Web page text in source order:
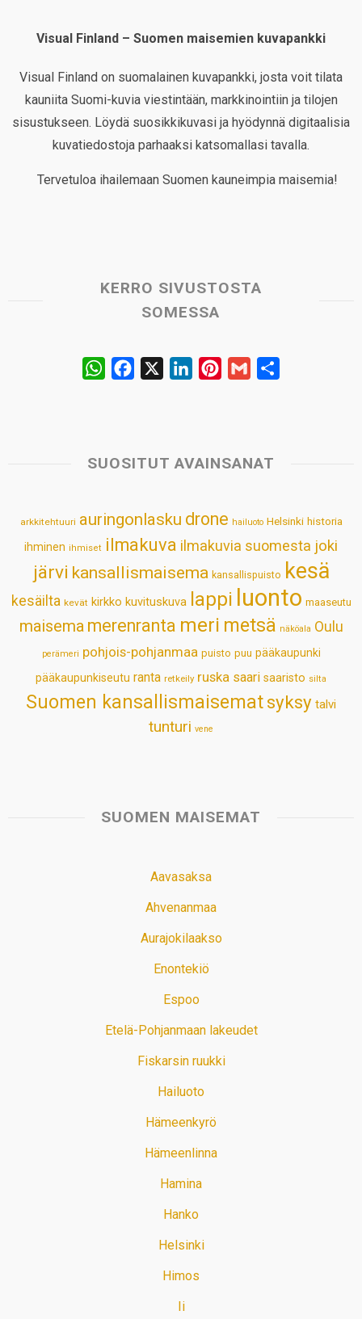
Visual Finland – Suomen maisemien kuvapankki
Visual Finland on suomalainen kuvapankki, josta voit tilata
kauniita Suomi-kuvia viestintään, markkinointiin ja tilojen
sisustukseen. Löydä suosikkikuvasi ja hyödynnä digitaalisia
kuvatiedostoja parhaaksi katsomallasi tavalla.
Tervetuloa ihailemaan Suomen kauneimpia maisemia!
KERRO SIVUSTOSTA
SOMESSA
W
s
p
b
k
e
n
e
s
t
l
SUOSITUT AVAINSANAT
arkkitehtuuri auringonlasku drone hailuoto Helsinki historia
ihminen ihmiset ilmakuva ilmakuvia suomesta joki
järvi kansallismaisema kansallispuisto kesä
kesäilta kevät kirkko kuvituskuva lappi luonto maaseutu
maisema merenranta meri metsä näköala Oulu
perämeri pohjois-pohjanmaa puisto puu pääkaupunki
pääkaupunkiseutu ranta retkeily ruska saari saaristo silta
Suomen kansallismaisematsyksy talvi
tunturi vene
SUOMEN MAISEMAT
Aavasaksa
Ahvenanmaa
Aurajokilaakso
Enontekiö
Espoo
Etelä-Pohjanmaan lakeudet
Fiskarsin ruukki
Hailuoto
Hämeenkyrö
Hämeenlinna
Hamina
Hanko
Helsinki
Himos
Ii